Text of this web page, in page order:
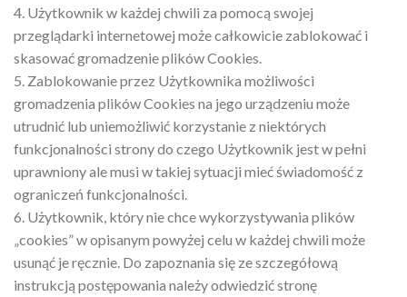
4. Użytkownik w każdej chwili za pomocą swojej
przeglądarki internetowej może całkowicie zablokować i
skasować gromadzenie plików Cookies.
5. Zablokowanie przez Użytkownika możliwości
gromadzenia plików Cookies na jego urządzeniu może
utrudnić lub uniemożliwić korzystanie z niektórych
funkcjonalności strony do czego Użytkownik jest w pełni
uprawniony ale musi w takiej sytuacji mieć świadomość z
ograniczeń funkcjonalności.
6. Użytkownik, który nie chce wykorzystywania plików
„cookies” w opisanym powyżej celu w każdej chwili może
usunąć je ręcznie. Do zapoznania się ze szczegółową
instrukcją postępowania należy odwiedzić stronę